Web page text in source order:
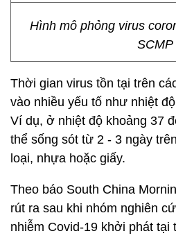
Hình mô phỏng virus
SCMP
Thời gian virus tồn tại trên
vào nhiều yếu tố như nhiệt
Ví dụ, ở nhiệt độ khoảng 37
thể sống sót từ 2 - 3 ngày
loại, nhựa hoặc giấy.
Theo báo South China
rút ra sau khi nhóm nghiên
nhiễm Covid-19 khởi phát tại